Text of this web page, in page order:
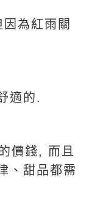
為紅雨關
適的.
價錢, 而且
、甜品都需